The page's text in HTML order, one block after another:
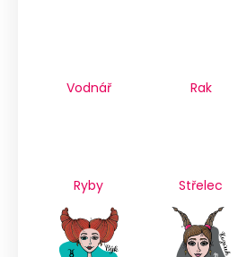
Vodnář Rak
Ryby Střelec